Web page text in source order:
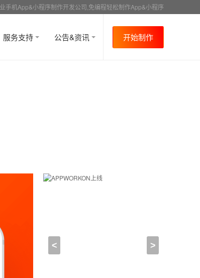
手机App&小程序制作开发公司,免编程轻松制作App&小程序
服务支持 公告&资讯 开始制作
2022-12-14 00:30:00
< >